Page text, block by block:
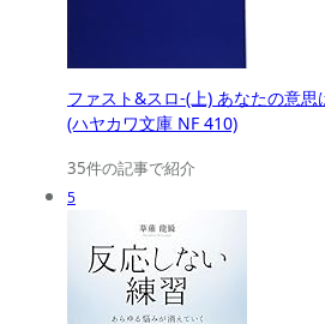
ファスト&スロ-(上) あなたの意思
(ハヤカワ文庫 NF 410)
35件の記事で紹介
5